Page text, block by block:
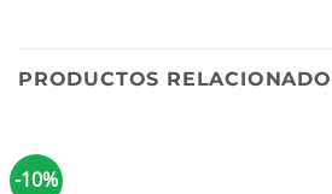
PRODUCTOS
-10%